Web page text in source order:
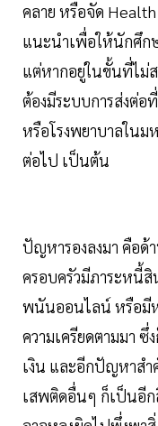
คลาย หรือจัด
แนะนำเพื่อให้นักศึกษ
แต่หากอยู่ในขั้นที่ไม่ส
ต้องมีระบบการส่งต่อ
หรือโรงพยาบาลใน
ต่อไป เป็นต้น
ปัญหารองลงมา คือด้า
ครอบครัวมีภาระหนี้
พนันออนไลน์ หรือมี
ความเครียดตามมา ซึ่
เงิน และอีกปัญหาสำ
เสพติดอื่นๆ ก็เป็นอีก